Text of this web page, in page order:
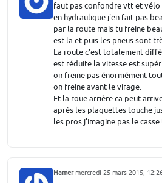
faut pas confondre vtt et vélo
en hydraulique j'en fait pas
par la route mais tu freine
est la et puis les pneus sont
La route c'est totalement
est réduite la vitesse est
on freine pas énormément
on freine avant le virage.
Et la roue arrière ca peut
après les plaquettes touche
les pros j'imagine pas le
Hamermercredi 25 mars 2015,